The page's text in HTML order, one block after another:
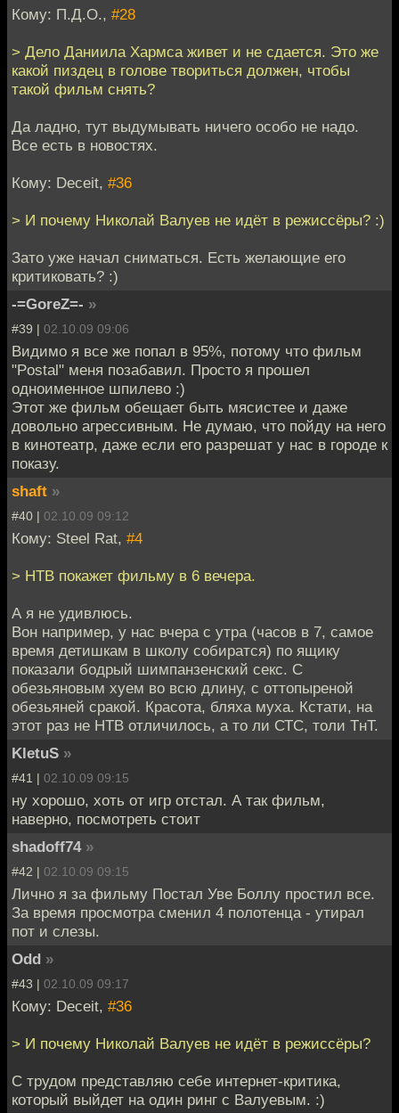
Кому: П.Д.О., #28
> Дело Даниила Хармса живет и не сдается. Это же
какой пиздец в голове твориться должен, чтобы
такой фильм снять?
Да ладно, тут выдумывать ничего особо не надо.
Все есть в новостях.
Кому: Deceit, #36
> И почему Николай Валуев не идёт в режиссёры? :)
Зато уже начал сниматься. Есть желающие его
критиковать? :)
-=GoreZ=- »
#39 | 02.10.09 09:06
Видимо я все же попал в 95%, потому что фильм
"Postal" меня позабавил. Просто я прошел
одноименное шпилево :)
Этот же фильм обещает быть мясистее и даже
довольно агрессивным. Не думаю, что пойду на него
в кинотеатр, даже если его разрешат у нас в городе к
показу.
shaft »
#40 | 02.10.09 09:12
Кому: Steel Rat, #4
> НТВ покажет фильму в 6 вечера.
А я не удивлюсь.
Вон например, у нас вчера с утра (часов в 7, самое
время детишкам в школу собиратся) по ящику
показали бодрый шимпанзенский секс. С
обезьяновым хуем во всю длину, с оттопыреной
обезьяней сракой. Красота, бляха муха. Кстати, на
этот раз не НТВ отличилось, а то ли СТС, толи ТнТ.
KletuS »
#41 | 02.10.09 09:15
ну хорошо, хоть от игр отстал. А так фильм,
наверно, посмотреть стоит
shadoff74 »
#42 | 02.10.09 09:15
Лично я за фильму Постал Уве Боллу простил все.
За время просмотра сменил 4 полотенца - утирал
пот и слезы.
Odd »
#43 | 02.10.09 09:17
Кому: Deceit, #36
> И почему Николай Валуев не идёт в режиссёры?
С трудом представляю себе интернет-критика,
который выйдет на один ринг с Валуевым. :)